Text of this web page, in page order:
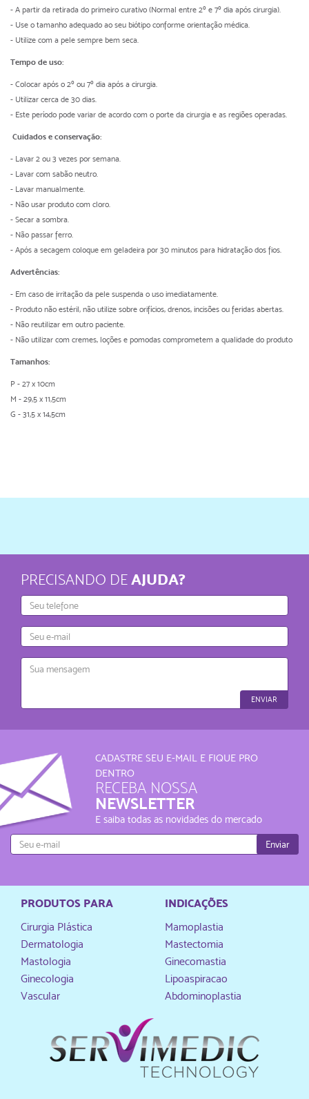
- A partir da retirada do primeiro curativo (Normal entre 2º e 7º dia após cirurgia).
- Use o tamanho adequado ao seu biótipo conforme orientação médica.
- Utilize com a pele sempre bem seca.
Tempo de uso:
- Colocar após o 2º ou 7º dia após a cirurgia.
- Utilizar cerca de 30 dias.
- Este período pode variar de acordo com o porte da cirurgia e as regiões operadas.
Cuidados e conservação:
- Lavar 2 ou 3 vezes por semana.
- Lavar com sabão neutro.
- Lavar manualmente.
- Não usar produto com cloro.
- Secar a sombra.
- Não passar ferro.
- Após a secagem coloque em geladeira por 30 minutos para hidratação dos fios.
Advertências:
- Em caso de irritação da pele suspenda o uso imediatamente.
- Produto não estéril, não utilize sobre orifícios, drenos, incisões ou feridas abertas.
- Não reutilizar em outro paciente.
- Não utilizar com cremes, loções e pomodas comprometem a qualidade do produto
Tamanhos:
P - 27 x 10cm
M - 29,5 x 11,5cm
G - 31,5 x 14,5cm
PRECISANDO DE AJUDA?
Telefone
mail
Mensagem
ENVIAR
CADASTRE SEU E-MAIL E FIQUE PRO
DENTRO
RECEBA NOSSA
NEWSLETTER
E saiba todas as novidades do mercado
Enviar
PRODUTOS PARA
Cirurgia Plástica
Dermatologia
Mastologia
Ginecologia
Vascular
INDICAÇÕES
Mamoplastia
Mastectomia
Ginecomastia
Lipoaspiracao
Abdominoplastia